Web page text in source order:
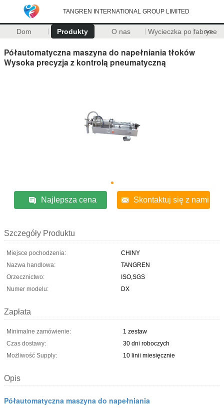
TANGREN INTERNATIONAL GROUP LIMITED
Dom Produkty O nas Wycieczka po fabryce
>>
Półautomatyczna maszyna do napełniania tłoków
Wysoka precyzja z kontrolą pneumatyczną
Najlepsza cena Skontaktuj się z nami
Szczegóły Produktu
Miejsce pochodzenia:
CHINY
Nazwa handlowa:
TANGREN
Orzecznictwo:
ISO,SGS
Numer modelu:
DX
Zapłata
Minimalne zamówienie:
1 zestaw
Czas dostawy:
30 dni roboczych
Możliwość Supply:
10 linii miesięcznie
Opis
Półautomatyczna maszyna do napełniania